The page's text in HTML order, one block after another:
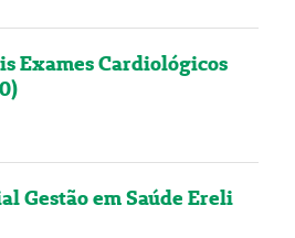
Exames Cardiológicos
Gestão em Saúde Ereli